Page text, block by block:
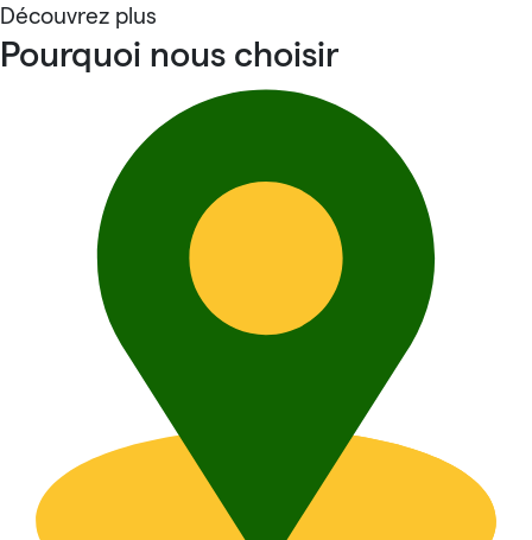
Découvrez plus
Pourquoi nous choisir